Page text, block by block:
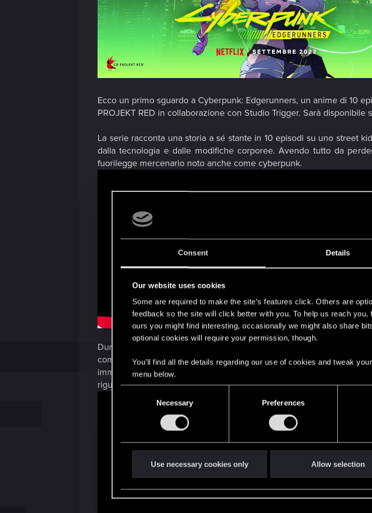
Consent Details
Our website uses cookies
Some are required to make the site’s features click. Others are
feedback so the site will click better with you. To help us reach
ours you might find interesting, occasionally we might also share
optional cookies will require your permission, though.
You’ll find all the details regarding our use of cookies and tweak
menu below.
e
l
Necessary Preferences
Use necessary cookies only Allow selection
Ecco un primo sguardo a Cyberpunk: Edgerunners, un anime di 10
PROJEKT RED in collaborazione con Studio Trigger. Sarà disponibile
La serie racconta una storia a sé stante in 10 episodi su uno street
dalla tecnologia e dalle modifiche corporee. Avendo tutto da
fuorilegge mercenario noto anche come cyberpunk.​
Durante la Geeked Week di Netflix è stato mostrato in
commenti sullo sviluppo dello show da parte dello staff di CD
immagini e concept art in anteprima, nonché una clip esclusiva e
riguarderanno altri aspetti dello show, con ulteriori approfondimenti